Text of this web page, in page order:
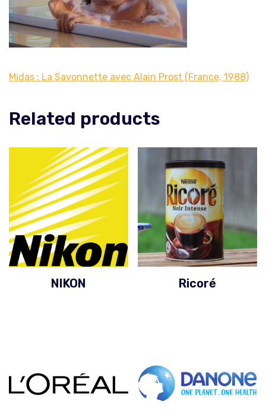
Midas : La Savonnette avec Alain Prost (France, 1988)
Related products
NIKON Ricoré